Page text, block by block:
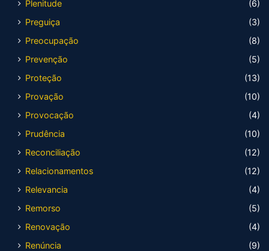
Plenitude
(6)
Preguiça
(3)
Preocupação
(8)
Prevenção
(5)
Proteção
(13)
Provação
(10)
Provocação
(4)
Prudência
(10)
Reconciliação
(12)
Relacionamentos
(12)
Relevancia
(4)
Remorso
(5)
Renovação
(4)
Renúncia
(9)